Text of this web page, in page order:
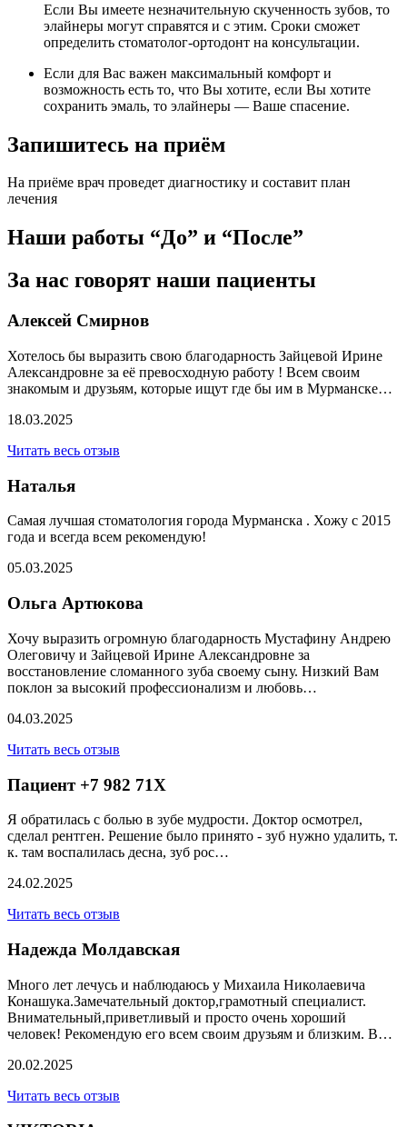
Если Вы имеете незначительную скученность зубов, то
элайнеры могут справятся и с этим. Сроки сможет
определить стоматолог-ортодонт на консультации.
Если для Вас важен максимальный комфорт и
возможность есть то, что Вы хотите, если Вы хотите
сохранить эмаль, то элайнеры — Ваше спасение.
Запишитесь на приём
На приёме врач проведет диагностику и составит план
лечения
Наши работы “До” и “После”
За нас говорят наши пациенты
Алексей Смирнов
Хотелось бы выразить свою благодарность Зайцевой Ирине
Александровне за её превосходную работу ! Всем своим
знакомым и друзьям, которые ищут где бы им в Мурманске…
18.03.2025
Читать весь отзыв
Наталья
Самая лучшая стоматология города Мурманска . Хожу с 2015
года и всегда всем рекомендую!
05.03.2025
Ольга Артюкова
Хочу выразить огромную благодарность Мустафину Андрею
Олеговичу и Зайцевой Ирине Александровне за
восстановление сломанного зуба своему сыну. Низкий Вам
поклон за высокий профессионализм и любовь…
04.03.2025
Читать весь отзыв
Пациент +7 982 71X
Я обратилась с болью в зубе мудрости. Доктор осмотрел,
сделал рентген. Решение было принято - зуб нужно удалить, т.
к. там воспалилась десна, зуб рос…
24.02.2025
Читать весь отзыв
Надежда Молдавская
Много лет лечусь и наблюдаюсь у Михаила Николаевича
Конашука.Замечательный доктор,грамотный специалист.
Внимательный,приветливый и просто очень хороший
человек! Рекомендую его всем своим друзьям и близким. В…
20.02.2025
Читать весь отзыв